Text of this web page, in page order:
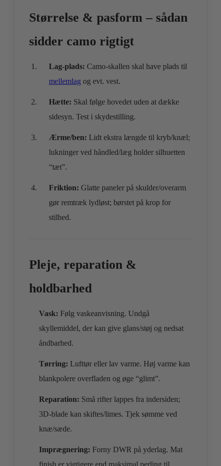
Størrelse & pasform – sådan
sidder camo rigtigt
Lag‑plads: Camo‑skallen skal have plads til
mellemlag og evt. vest.
Hætte: Skal følge hovedet uden at dække
sidesyn. Test i skydestilling.
Ærme/ben: Lidt ekstra længde til kryb/knæl;
lukninger ved håndled/læg holder silhuetten
“tæt”.
Friktion: Glatte paneler på skulder/overarm
gør remtræk lydløst; børstet på krop for
stilhed.
Pleje, reparation &
holdbarhed
Vask: Følg vaskeanvisning. Undgå
skyllemiddel, der kan give glans/støj og nedsat
åndbarhed.
Tørring: Lufttør eller lav varme. Høj varme kan
blankpolere overfladen og øge “glimt”.
Reparation: Små rifter lappes fra indersiden;
3D‑blade kan skiftes/limes. Tjek sømme ved
knæ/sæde.
Imprægnering: Forny DWR på yderlag. Mat